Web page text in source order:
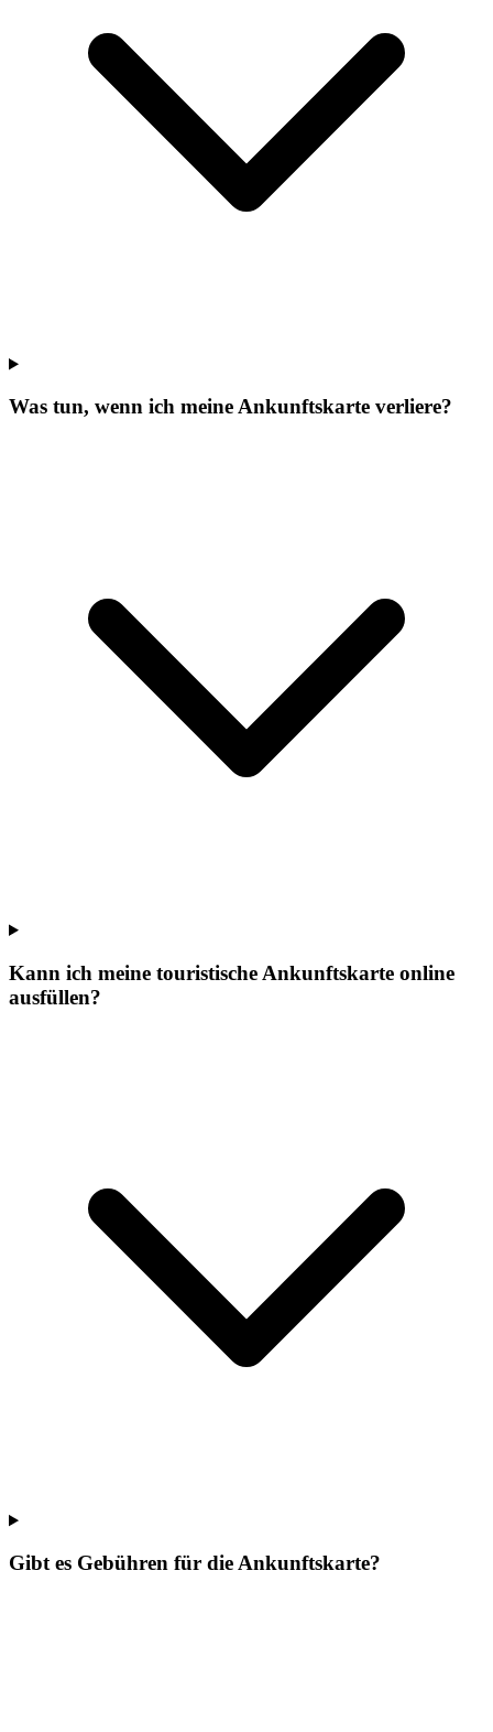
Was tun, wenn ich meine Ankunftskarte verliere?
Kann ich meine touristische Ankunftskarte online
ausfüllen?
Gibt es Gebühren für die Ankunftskarte?